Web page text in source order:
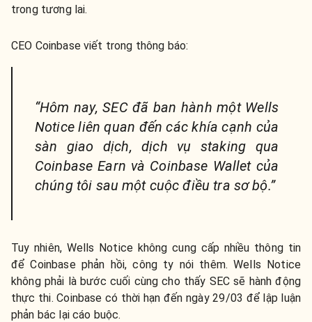
trong tương lai.
CEO Coinbase viết trong thông báo:
“Hôm nay, SEC đã ban hành một Wells
Notice liên quan đến các khía cạnh của
sàn giao dịch, dịch vụ staking qua
Coinbase Earn và Coinbase Wallet của
chúng tôi sau một cuộc điều tra sơ bộ.”
Tuy nhiên, Wells Notice không cung cấp nhiều thông tin
để Coinbase phản hồi, công ty nói thêm. Wells Notice
không phải là bước cuối cùng cho thấy SEC sẽ hành động
thực thi. Coinbase có thời hạn đến ngày 29/03 để lập luận
phản bác lại cáo buộc.